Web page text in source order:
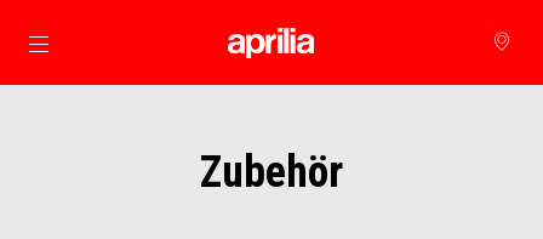
zurück zum Hauptinhalt
Zubehör